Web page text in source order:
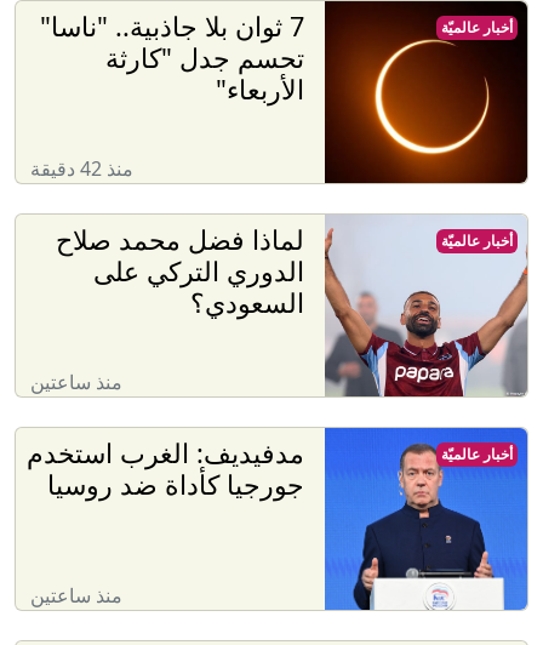
7 ثوان بلا جاذبية.. "ناسا"
تحسم جدل "كارثة
الأربعاء"
منذ 42 دقيقة
أخبار عالميّة
لماذا فضل محمد صلاح
الدوري التركي على
السعودي؟
منذ ساعتين
أخبار عالميّة
مدفيديف: الغرب استخدم
جورجيا كأداة ضد روسيا
منذ ساعتين
أخبار عالميّة